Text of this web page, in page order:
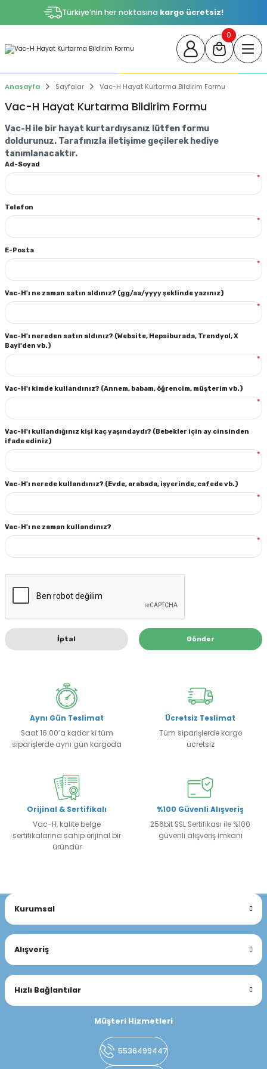
Türkiye’nin her noktasına kargo ücretsiz!
0
Anasayfa Sayfalar Vac-H Hayat Kurtarma Bildirim Formu
Vac-H Hayat Kurtarma Bildirim Formu
Vac-H ile bir hayat kurtardıysanız lütfen formu
doldurunuz. Tarafınızla iletişime geçilerek hediye
tanımlanacaktır.
Ad-Soyad
*
Telefon
*
E-Posta
*
Vac-H'ı ne zaman satın aldınız? (gg/aa/yyyy şeklinde yazınız)
*
Vac-H'ı nereden satın aldınız? (Website, Hepsiburada, Trendyol, X
Bayi'den vb.)
*
Vac-H'ı kimde kullandınız? (Annem, babam, öğrencim, müşterim vb.)
*
Vac-H'ı kullandığınız kişi kaç yaşındaydı? (Bebekler için ay cinsinden
ifade ediniz)
*
Vac-H'ı nerede kullandınız? (Evde, arabada, işyerinde, cafede vb.)
*
Vac-H'ı ne zaman kullandınız?
*
İptal Gönder
Aynı Gün Teslimat
Saat 16:00’a kadar ki tüm
siparişlerde aynı gün kargoda
Ücretsiz Teslimat
Tüm siparişlerde kargo
ücretsiz
Orijinal & Sertifikalı
Vac-H, kalite belge
sertifikalarına sahip orijinal bir
üründür
%100 Güvenli Alışveriş
256bit SSL Sertifikası ile %100
güvenli alışveriş imkanı
Kurumsal
Alışveriş
Hızlı Bağlantılar
Müşteri Hizmetleri
5536499447